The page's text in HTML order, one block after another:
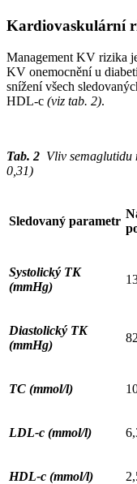
Kardiovaskulární
Management KV rizika
KV onemocnění u
snížení všech
HDL-c (viz tab. 2).
Tab. 2 Vliv
0,31)
Sledovaný parametr
Systolický TK
(mmHg)
Diastolický TK
(mmHg)
TC (mmol/l)
LDL-c (mmol/l)
HDL-c (mmol/l)